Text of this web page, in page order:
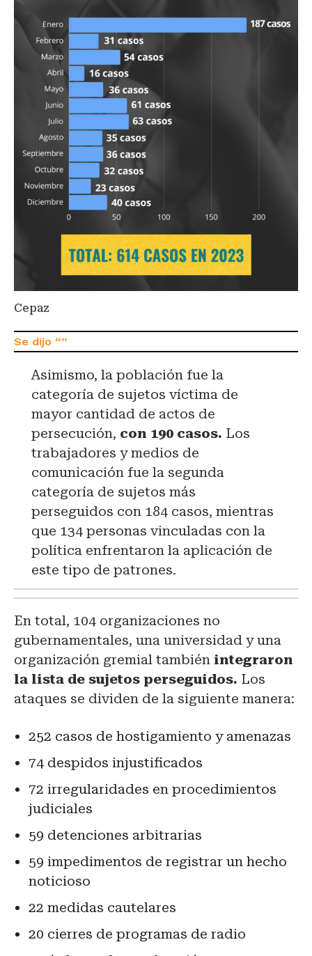
Cepaz
Asimismo, la población fue la
categoría de sujetos víctima de
mayor cantidad de actos de
persecución, con 190 casos. Los
trabajadores y medios de
comunicación fue la segunda
categoría de sujetos más
perseguidos con 184 casos, mientras
que 134 personas vinculadas con la
política enfrentaron la aplicación de
este tipo de patrones.
En total, 104 organizaciones no
gubernamentales, una universidad y una
organización gremial también integraron
la lista de sujetos perseguidos. Los
ataques se dividen de la siguiente manera:
252 casos de hostigamiento y amenazas
74 despidos injustificados
72 irregularidades en procedimientos
judiciales
59 detenciones arbitrarias
59 impedimentos de registrar un hecho
noticioso
22 medidas cautelares
20 cierres de programas de radio